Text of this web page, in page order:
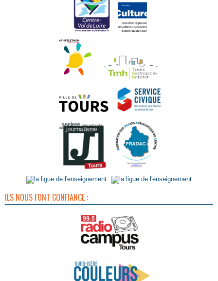
ILS NOUS FONT CONFIANCE :